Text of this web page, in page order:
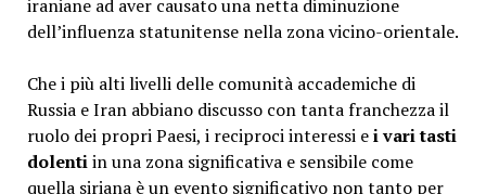
iraniane ad aver causato una netta diminuzione
dell’influenza statunitense nella zona vicino-orientale.
Che i più alti livelli delle comunità accademiche di
Russia e Iran abbiano discusso con tanta franchezza il
ruolo dei propri Paesi, i reciproci interessi ei vari tasti
dolentiin una zona significativa e sensibile come
quella siriana è un evento significativo non tanto per